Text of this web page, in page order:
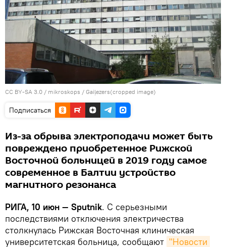
CC BY-SA 3.0 / mikroskops / Gaiļezers(cropped image)
Подписаться
Из-за обрыва электроподачи может быть
повреждено приобретенное Рижской
Восточной больницей в 2019 году самое
современное в Балтии устройство
магнитного резонанса
РИГА, 10 июн — Sputnik. С серьезными
последствиями отключения электричества
столкнулась Рижская Восточная клиническая
университетская больница, сообщают "Новости